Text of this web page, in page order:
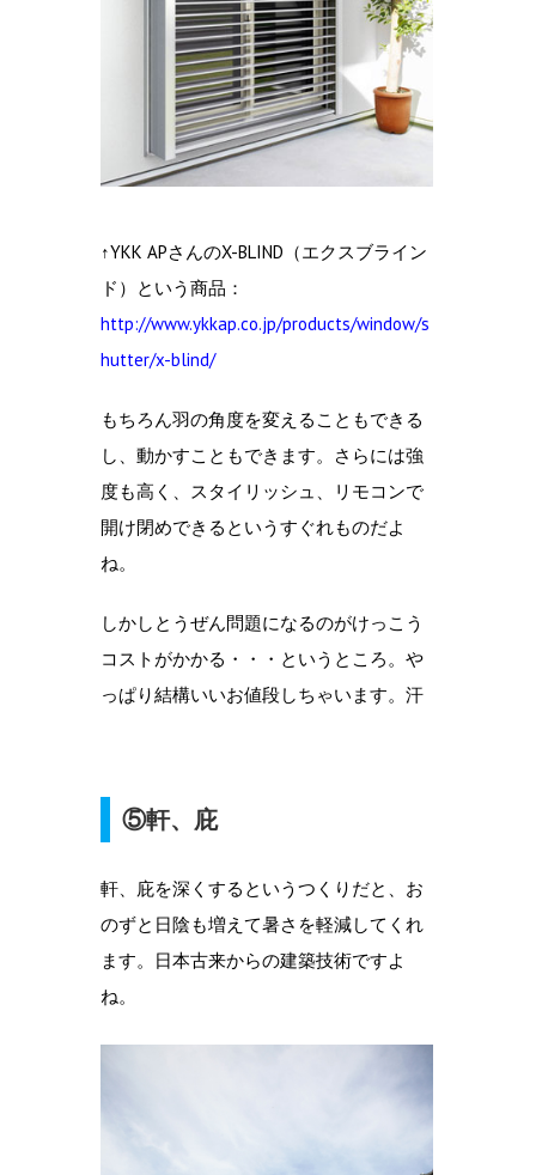
↑YKK APさんのX-BLIND（エクスブライン
ド）という商品：
http://www.ykkap.co.jp/products/window/s
hutter/x-blind/
もちろん羽の角度を変えることもできる
し、動かすこともできます。さらには強
度も高く、スタイリッシュ、リモコンで
開け閉めできるというすぐれものだよ
ね。
しかしとうぜん問題になるのがけっこう
コストがかかる・・・というところ。や
っぱり結構いいお値段しちゃいます。汗
⑤軒、庇
軒、庇を深くするというつくりだと、お
のずと日陰も増えて暑さを軽減してくれ
ます。日本古来からの建築技術ですよ
ね。